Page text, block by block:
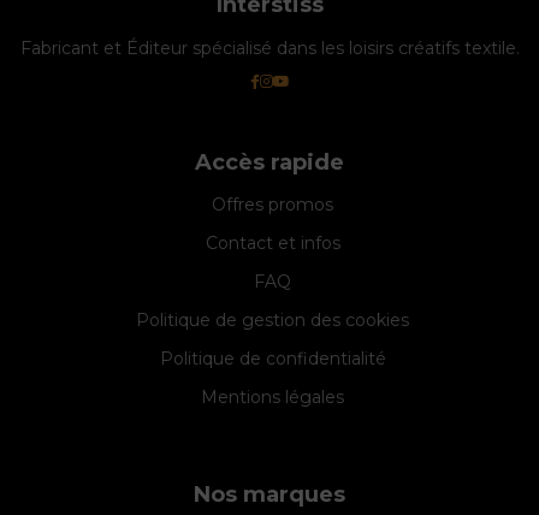
Fabricant et Éditeur spécialisé dans les loisirs créatifs textile.
Accès rapide
Offres promos
Contact et infos
FAQ
Politique de gestion des cookies
Politique de confidentialité
Mentions légales
Nos marques